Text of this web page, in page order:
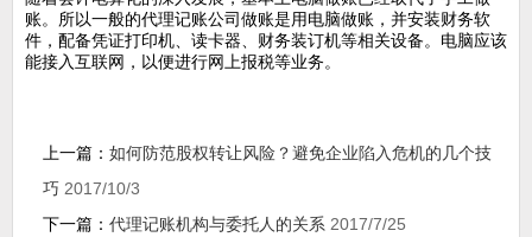
账。所以一般的代理记账公司做账是用电脑做账，并安装财务软
件，配备凭证打印机、读卡器、财务装订机等相关设备。电脑应该
能接入互联网，以便进行网上报税等业务。
上一篇： 如何防范股权转让风险？避免企业陷入危机的几个技
巧 2017/10/3
下一篇： 代理记账机构与委托人的关系 2017/7/25